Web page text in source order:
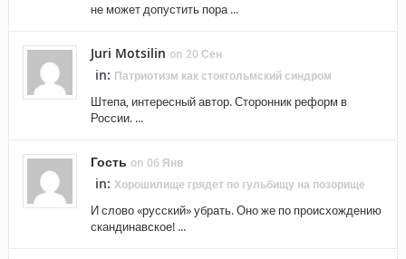
не может допустить пора ...
Juri Motsilin on 20 Сен
in: Патриотизм как стокгольмский синдром
Штепа, интересный автор. Сторонник реформ в
России. ...
Гость on 06 Янв
in: Хорошилище грядет по гульбищу на позорище
И слово «русский» убрать. Оно же по происхождению
скандинавское! ...